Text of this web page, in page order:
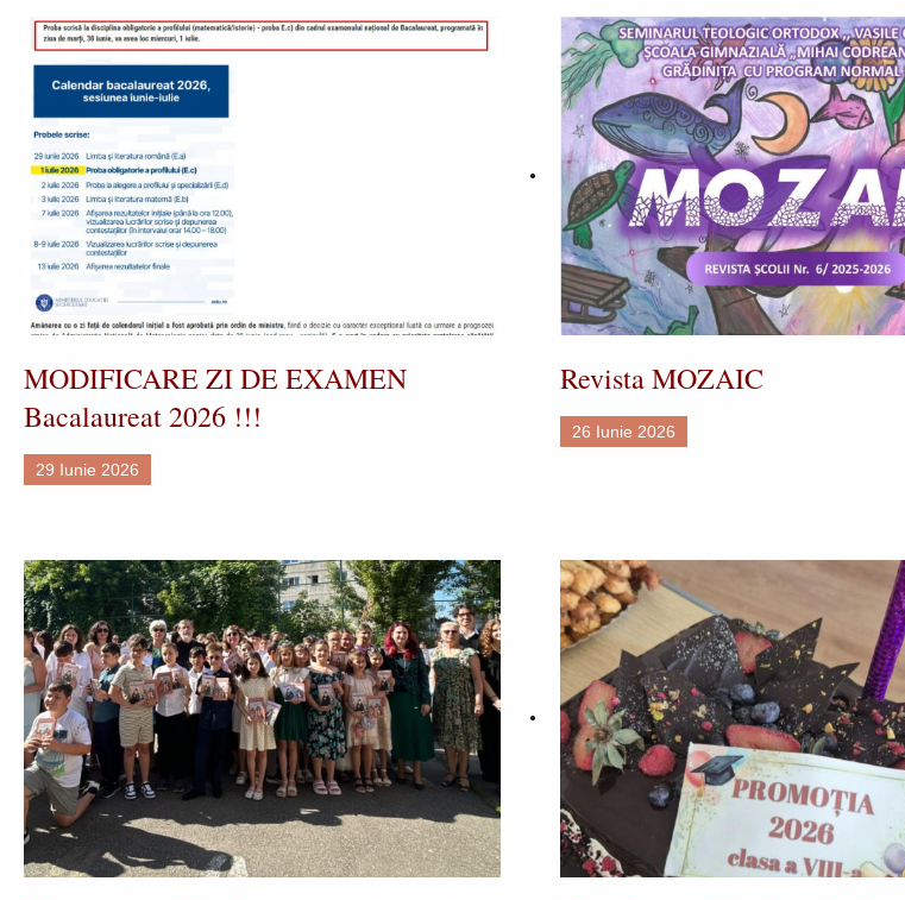
MODIFICARE ZI DE EXAMEN
Bacalaureat 2026 !!!
29 Iunie 2026
Revista MOZAIC
26 Iunie 2026